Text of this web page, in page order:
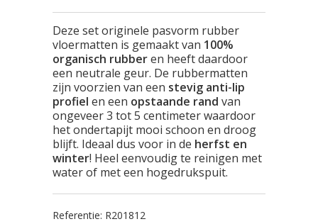
Deze set originele pasvorm rubber
vloermatten is gemaakt van 100%
organisch rubberen heeft daardoor
een neutrale geur. De rubbermatten
zijn voorzien van een stevig anti-lip
profiel en een opstaande rand van
ongeveer 3 tot 5 centimeter waardoor
het ondertapijt mooi schoon en droog
blijft. Ideaal dus voor in de herfst en
winter! Heel eenvoudig te reinigen met
water of met een hogedrukspuit.
Referentie: R201812